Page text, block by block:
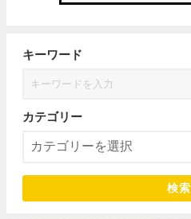
キーワード
カテゴリー
検索